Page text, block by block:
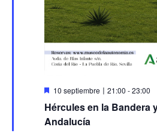
Destacado
10 septiembre〡21:00 -23:00
Hércules en la Bandera
Andalucía